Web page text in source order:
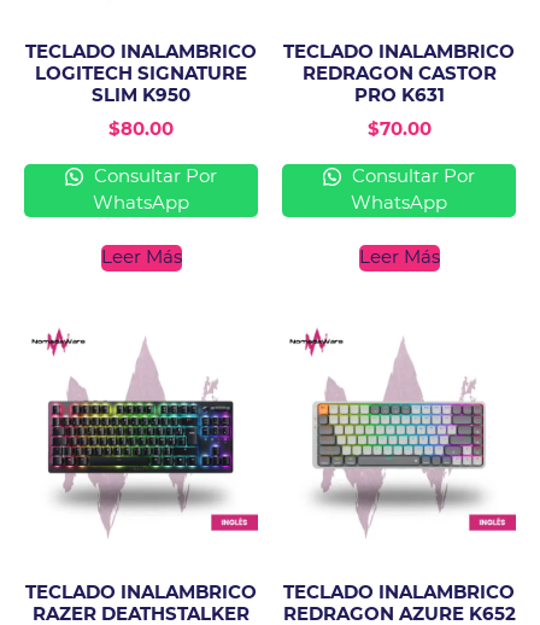
TECLADO INALAMBRICO
LOGITECH SIGNATURE
SLIM K950
$80.00
Consultar Por
WhatsApp
Leer Más
TECLADO INALAMBRICO
REDRAGON CASTOR
PRO K631
$70.00
Consultar Por
WhatsApp
Leer Más
TECLADO INALAMBRICO
RAZER DEATHSTALKER
TECLADO INALAMBRICO
REDRAGON AZURE K652